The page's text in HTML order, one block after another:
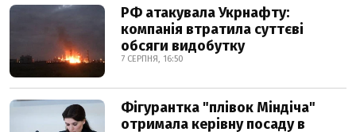
РФ атакувала Укрнафту:
компанія втратила суттєві
обсяги видобутку
7 СЕРПНЯ, 16:50
Фігурантка "плівок Міндіча"
отримала керівну посаду в